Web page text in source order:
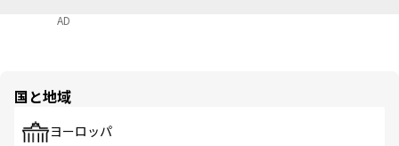
AD
国と地域
ヨーロッパ